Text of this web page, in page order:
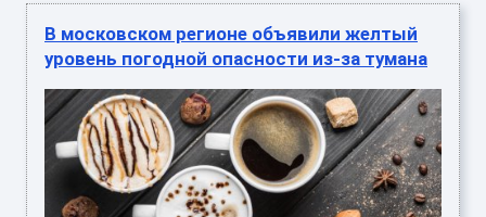
В московском регионе объявили желтый
уровень погодной опасности из-за тумана